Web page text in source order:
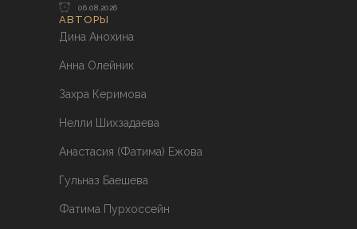
06.08.2026
АВТОРЫ
Дина Анохина
Анна Олейник
Захра Керимова
Нелли Шихзадаева
Анастасия (Фатима) Ежова
Гульназ Баешева
Фатима Пурхоссейн